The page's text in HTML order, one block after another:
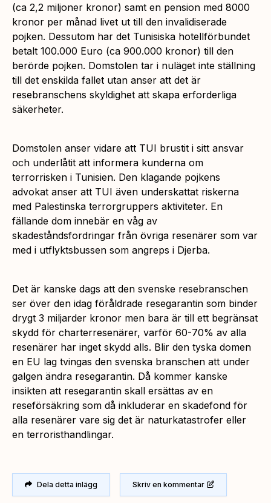
(ca 2,2 miljoner kronor) samt en pension med 8000
kronor per månad livet ut till den invalidiserade
pojken. Dessutom har det Tunisiska hotellförbundet
betalt 100.000 Euro (ca 900.000 kronor) till den
berörde pojken. Domstolen tar i nuläget inte ställning
till det enskilda fallet utan anser att det är
resebranschens skyldighet att skapa erforderliga
säkerheter.
Domstolen anser vidare att TUI brustit i sitt ansvar
och underlåtit att informera kunderna om
terrorrisken i Tunisien. Den klagande pojkens
advokat anser att TUI även underskattat riskerna
med Palestinska terrorgruppers aktiviteter. En
fällande dom innebär en våg av
skadeståndsfordringar från övriga resenärer som var
med i utflyktsbussen som angreps i Djerba.
Det är kanske dags att den svenske resebranschen
ser över den idag föråldrade resegarantin som binder
drygt 3 miljarder kronor men bara är till ett begränsat
skydd för charterresenärer, varför 60-70% av alla
resenärer har inget skydd alls. Blir den tyska domen
en EU lag tvingas den svenska branschen att under
galgen ändra resegarantin. Då kommer kanske
insikten att resegarantin skall ersättas av en
reseförsäkring som då inkluderar en skadefond för
alla resenärer vare sig det är naturkatastrofer eller
en terroristhandlingar.
Dela detta inlägg Skriv en kommentar